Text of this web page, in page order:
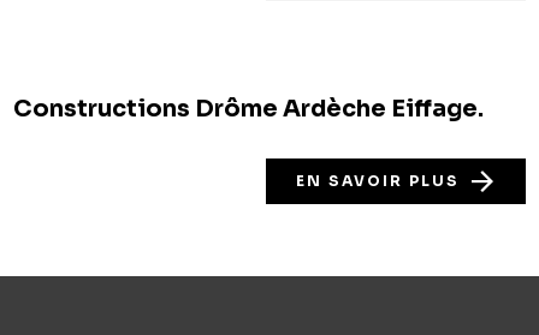
Constructions Drôme Ardèche Eiffage.
EN SAVOIR PLUS